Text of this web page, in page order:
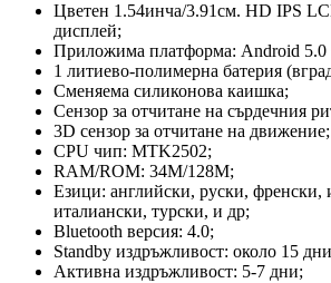
Цветен 1.54инча/3.91см. HD IPS
дисплей;
Приложима платформа: Android 5.0
1 литиево-полимерна батерия
Сменяема силиконова каишка;
Сензор за отчитане на сърдечния
3D сензор за отчитане на движение;
CPU чип: MTK2502;
RAM/ROM: 34M/128M;
Езици: английски, руски, френски,
италиански, турски, и др;
Bluetooth версия: 4.0;
Standby издръжливост: около 15
Активна издръжливост: 5-7 дни;